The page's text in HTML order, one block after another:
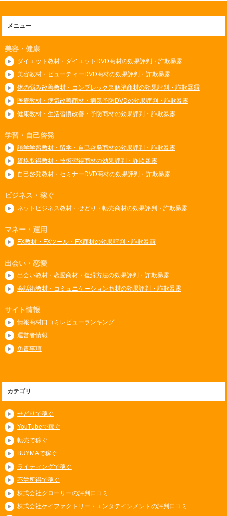
メニュー
美容・健康
ダイエット教材・ダイエットDVD商材の効果評判・詐欺暴露
美容教材・ビューティーDVD商材の効果評判・詐欺暴露
体の悩み改善教材・コンプレックス解消商材の効果評判・詐欺暴露
医療教材・病気改善商材・病気予防DVDの効果評判・詐欺暴露
健康教材・生活習慣改善・予防商材の効果評判・詐欺暴露
学習・自己啓発
語学学習教材・留学・自己啓発商材の効果評判・詐欺暴露
資格取得教材・技術習得商材の効果評判・詐欺暴露
自己啓発教材・セミナーDVD商材の効果評判・詐欺暴露
ビジネス・稼ぐ
ネットビジネス教材・せどり・転売商材の効果評判・詐欺暴露
マネー・運用
FX教材・FXツール・FX商材の効果評判・詐欺暴露
出会い・恋愛
出会い教材・恋愛商材・復縁方法の効果評判・詐欺暴露
会話術教材・コミュニケーション商材の効果評判・詐欺暴露
サイト情報
情報商材口コミレビューランキング
運営者情報
免責事項
カテゴリ
せどりで稼ぐ
YouTubeで稼ぐ
転売で稼ぐ
BUYMAで稼ぐ
ライティングで稼ぐ
不労所得で稼ぐ
株式会社グローリーの評判口コミ
株式会社ケイファクトリー・エンタテインメントの評判口コミ